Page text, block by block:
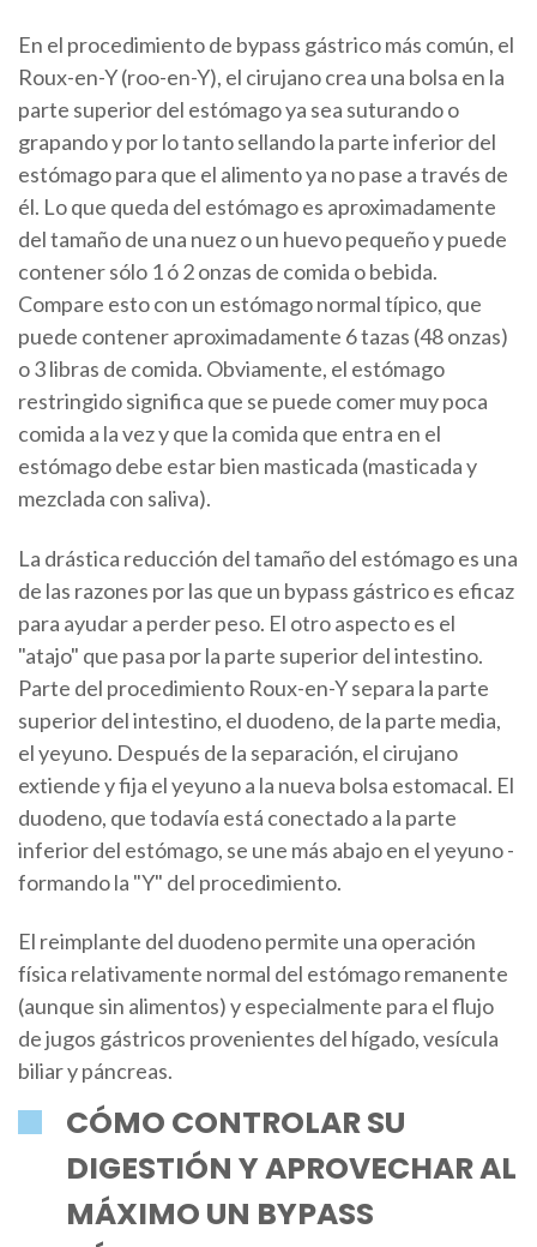
En el procedimiento de bypass gástrico más común, el
Roux-en-Y (roo-en-Y), el cirujano crea una bolsa en la
parte superior del estómago ya sea suturando o
grapando y por lo tanto sellando la parte inferior del
estómago para que el alimento ya no pase a través de
él. Lo que queda del estómago es aproximadamente
del tamaño de una nuez o un huevo pequeño y puede
contener sólo 1 ó 2 onzas de comida o bebida.
Compare esto con un estómago normal típico, que
puede contener aproximadamente 6 tazas (48 onzas)
o 3 libras de comida. Obviamente, el estómago
restringido significa que se puede comer muy poca
comida a la vez y que la comida que entra en el
estómago debe estar bien masticada (masticada y
mezclada con saliva).
La drástica reducción del tamaño del estómago es una
de las razones por las que un bypass gástrico es eficaz
para ayudar a perder peso. El otro aspecto es el
"atajo" que pasa por la parte superior del intestino.
Parte del procedimiento Roux-en-Y separa la parte
superior del intestino, el duodeno, de la parte media,
el yeyuno. Después de la separación, el cirujano
extiende y fija el yeyuno a la nueva bolsa estomacal. El
duodeno, que todavía está conectado a la parte
inferior del estómago, se une más abajo en el yeyuno -
formando la "Y" del procedimiento.
El reimplante del duodeno permite una operación
física relativamente normal del estómago remanente
(aunque sin alimentos) y especialmente para el flujo
de jugos gástricos provenientes del hígado, vesícula
biliar y páncreas.
CÓMO CONTROLAR SU
DIGESTIÓN Y APROVECHAR AL
MÁXIMO UN BYPASS